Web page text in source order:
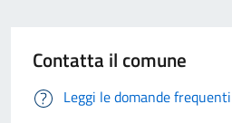
Contatta il comune
Leggi le domande frequenti